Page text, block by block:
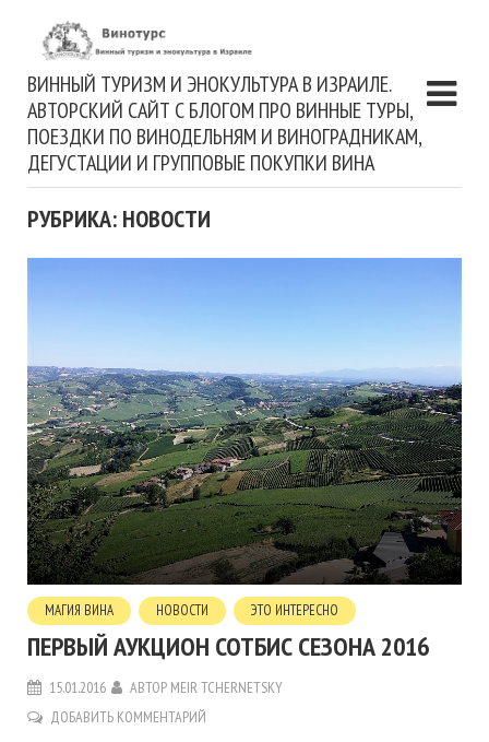
ВИННЫЙ ТУРИЗМ И ЭНОКУЛЬТУРА В ИЗРАИЛЕ.
АВТОРСКИЙ САЙТ С БЛОГОМ ПРО ВИННЫЕ ТУРЫ,
ПОЕЗДКИ ПО ВИНОДЕЛЬНЯМ И ВИНОГРАДНИКАМ,
ДЕГУСТАЦИИ И ГРУППОВЫЕ ПОКУПКИ ВИНА
РУБРИКА: НОВОСТИ
МАГИЯ ВИНА НОВОСТИ ЭТО ИНТЕРЕСНО
ПЕРВЫЙ АУКЦИОН СОТБИС СЕЗОНА 2016
15.01.2016 АВТОР MEIR TCHERNETSKY
ДОБАВИТЬ КОММЕНТАРИЙ